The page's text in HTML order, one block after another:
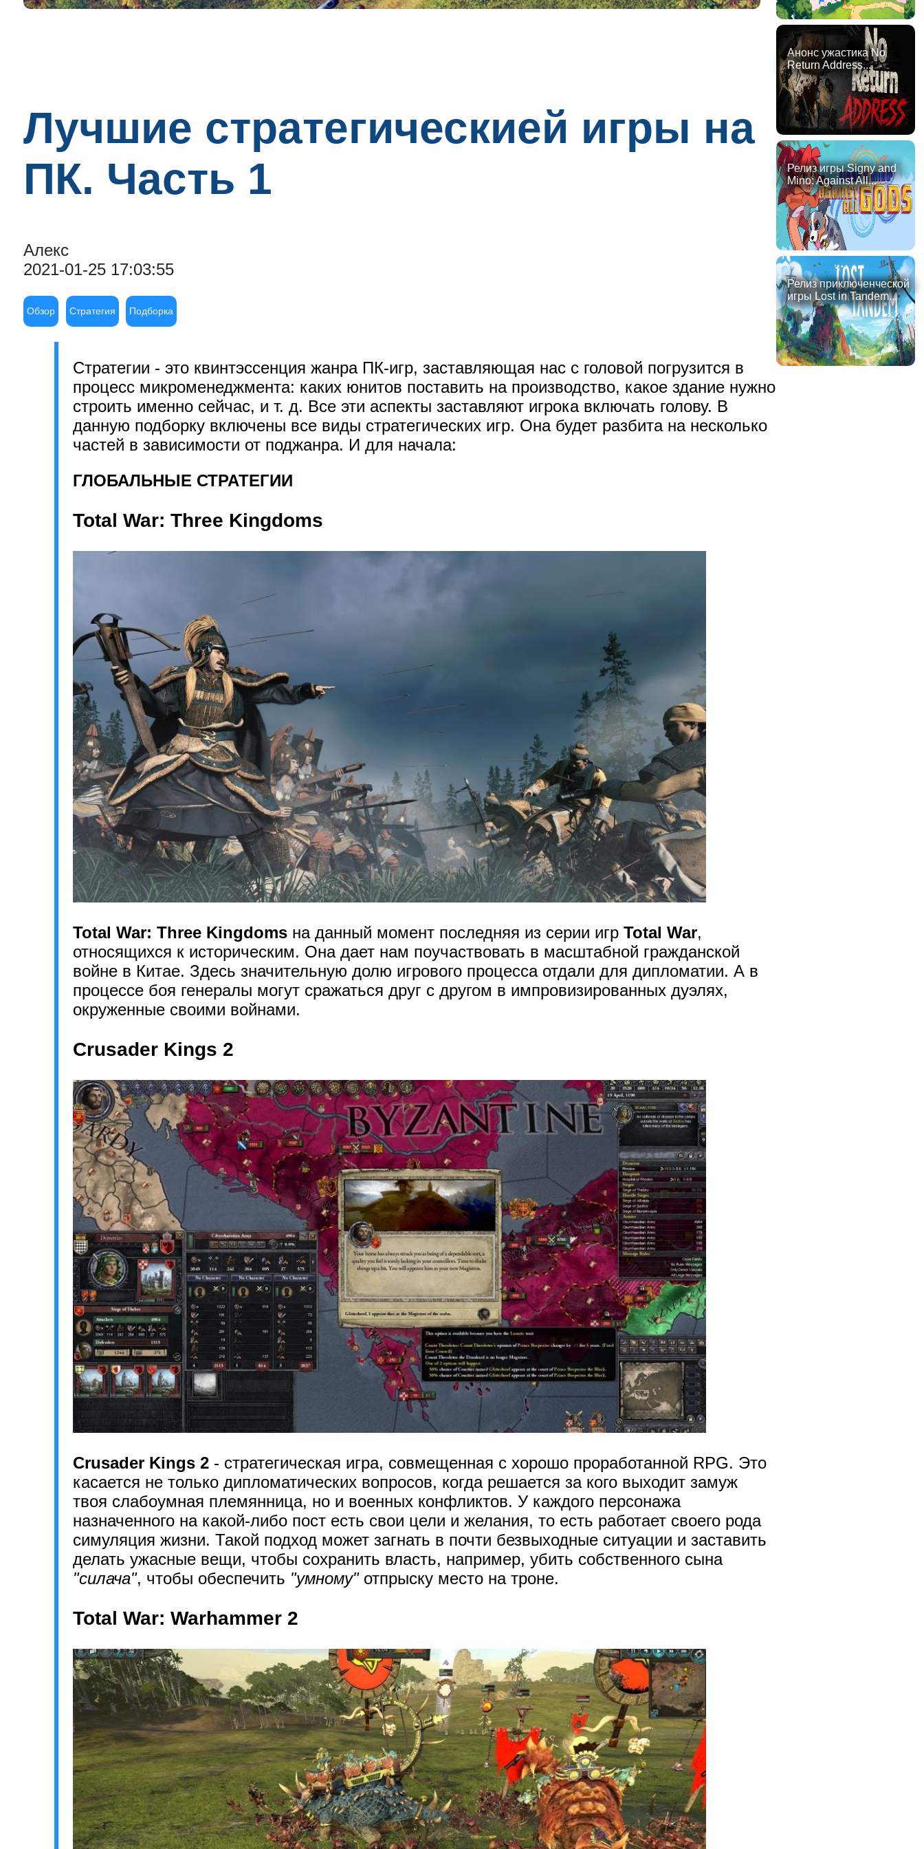
Лучшие стратегическией игры на
ПК. Часть 1
Алекс
2021-01-25 17:03:55
Обзор Стратегия Подборка
Стратегии - это квинтэссенция жанра ПК-игр, заставляющая нас c головой погрузится в
процесс микроменеджмента: каких юнитов поставить на производство, какое здание нужно
строить именно сейчас, и т. д. Все эти аспекты заставляют игрока включать голову. В
данную подборку включены все виды стратегических игр. Она будет разбита на несколько
частей в зависимости от поджанра. И для начала:
ГЛОБАЛЬНЫЕ СТРАТЕГИИ
Total War: Three Kingdoms
Total War: Three Kingdoms на данный момент последняя из серии игр Total War,
относящихся к историческим. Она дает нам поучаствовать в масштабной гражданской
войне в Китае. Здесь значительную долю игрового процесса отдали для дипломатии. А в
процессе боя генералы могут сражаться друг с другом в импровизированных дуэлях,
окруженные своими войнами.
Crusader Kings 2
Crusader Kings 2 - стратегическая игра, совмещенная с хорошо проработанной RPG. Это
касается не только дипломатических вопросов, когда решается за кого выходит замуж
твоя слабоумная племянница, но и военных конфликтов. У каждого персонажа
назначенного на какой-либо пост есть свои цели и желания, то есть работает своего рода
симуляция жизни. Такой подход может загнать в почти безвыходные ситуации и заставить
делать ужасные вещи, чтобы сохранить власть, например, убить собственного сына
"силача", чтобы обеспечить "умному"отпрыску место на троне.
Total War: Warhammer 2
Анонс ужастика No
Return Address...
Релиз игры Signy and
Mino: Against All...
Релиз приключенческой
игры Lost in Tandem...